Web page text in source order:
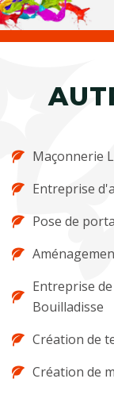
Maçonnerie
Entreprise
Pose de
Entreprise
Bouilladisse
Création de
Création de